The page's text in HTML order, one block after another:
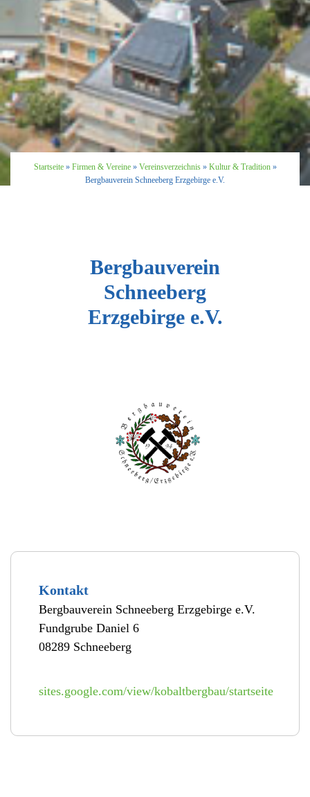
Startseite» Firmen & Vereine» Vereinsverzeichnis» Kultur & Tradition»
Bergbauverein Schneeberg Erzgebirge e.V.
Bergbauverein
Schneeberg
Erzgebirge e.V.
Kontakt
Bergbauverein Schneeberg Erzgebirge e.V.
Fundgrube Daniel 6
08289 Schneeberg
sites.google.com/view/kobaltbergbau/startseite